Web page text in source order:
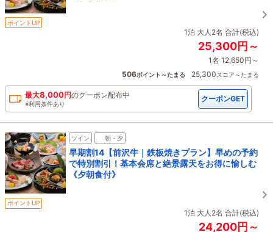
ポイントUP
1泊 大人2名 合計(税込)
25,300円～
1名 12,650円～
506ポイント～たまる 25,300スコア～たまる
最大8,000円のクーポン配布中
※利用条件あり
クーポンGET
ツイン 朝・夕
早期割14【前沢牛｜鉄板焼きプラン】早めの予約
で特別割引！基本会席と絶景露天をお得に愉しむ
《夕朝食付》
ポイントUP
1泊 大人2名 合計(税込)
24,200円～